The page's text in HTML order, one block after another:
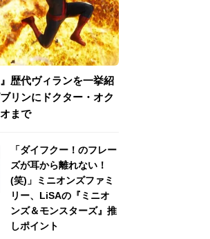
歴代ヴィランを一挙紹
リンにドクター・オク
まで
「ダイフクー！のフレー
ズが耳から離れない！
(笑)」ミニオンズファミ
リー、LiSAの『ミニオ
ンズ＆モンスターズ』推
しポイント